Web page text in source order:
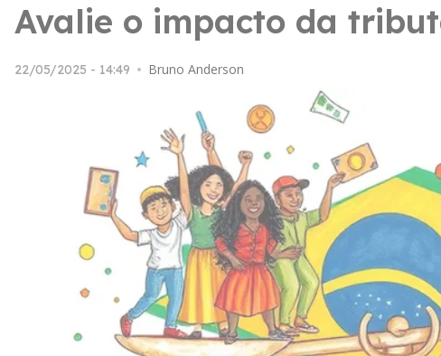
Avalie o impacto da
22/05/2025 - 14:49 • Bruno Anderson